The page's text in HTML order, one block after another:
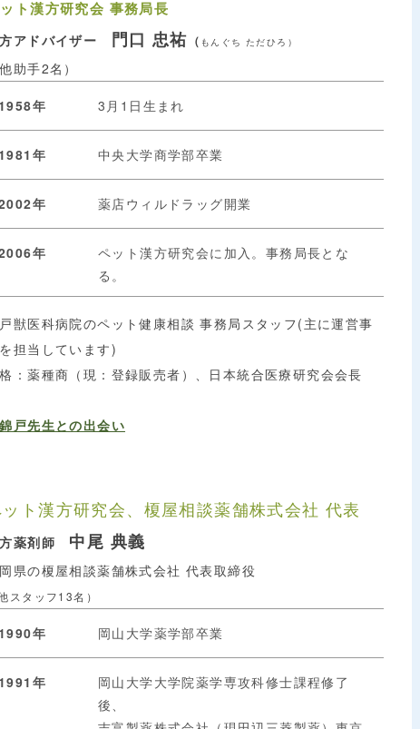
ト漢方研究会 事務局長
アドバイザー 門口 忠祐 （ もんぐち ただひろ）
他助手2名）
1958年 3月1日生まれ
1981年 中央大学商学部卒業
年 薬店ウィルドラッグ開業
年
ペット漢方研究会に加入。事務局長とな
る。
獣医科病院のペット健康相談 事務局スタッフ(主に運営事
担当しています)
：薬種商（現：登録販売者）、日本統合医療研究会会長
錦戸先生との出会い
ト漢方研究会、榎屋相談薬舗株式会社 代表
薬剤師 中尾 典義
県の榎屋相談薬舗株式会社 代表取締役
他スタッフ13名）
1990年 岡山大学薬学部卒業
1991年
岡山大学大学院薬学専攻科修士課程修了
後、